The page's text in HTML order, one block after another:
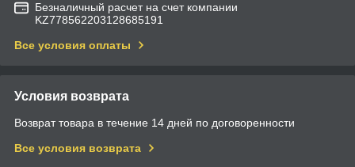
Безналичный расчет на счет компании
KZ778562203128685191
Все условия оплаты
Условия возврата
Возврат товара в течение 14 дней по договоренности
Все условия возврата